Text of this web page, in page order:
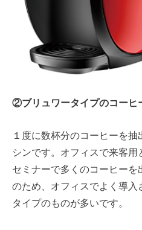
②ブリュワータイプのコーヒ
１度に数杯分のコーヒーを
シンです。オフィスで来客
セミナーで多くのコーヒー
のため、オフィスでよく導入
タイプのものが多いです。